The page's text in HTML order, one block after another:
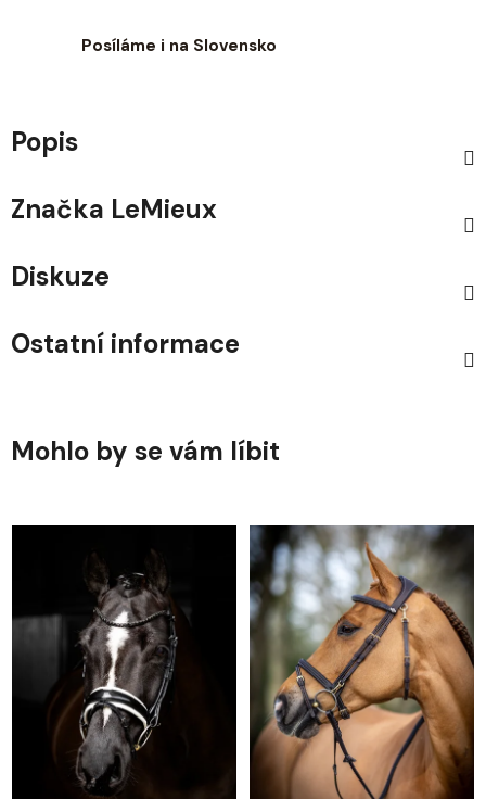
Posíláme i na Slovensko
Popis
Značka LeMieux
Diskuze
Ostatní informace
Mohlo by se vám líbit